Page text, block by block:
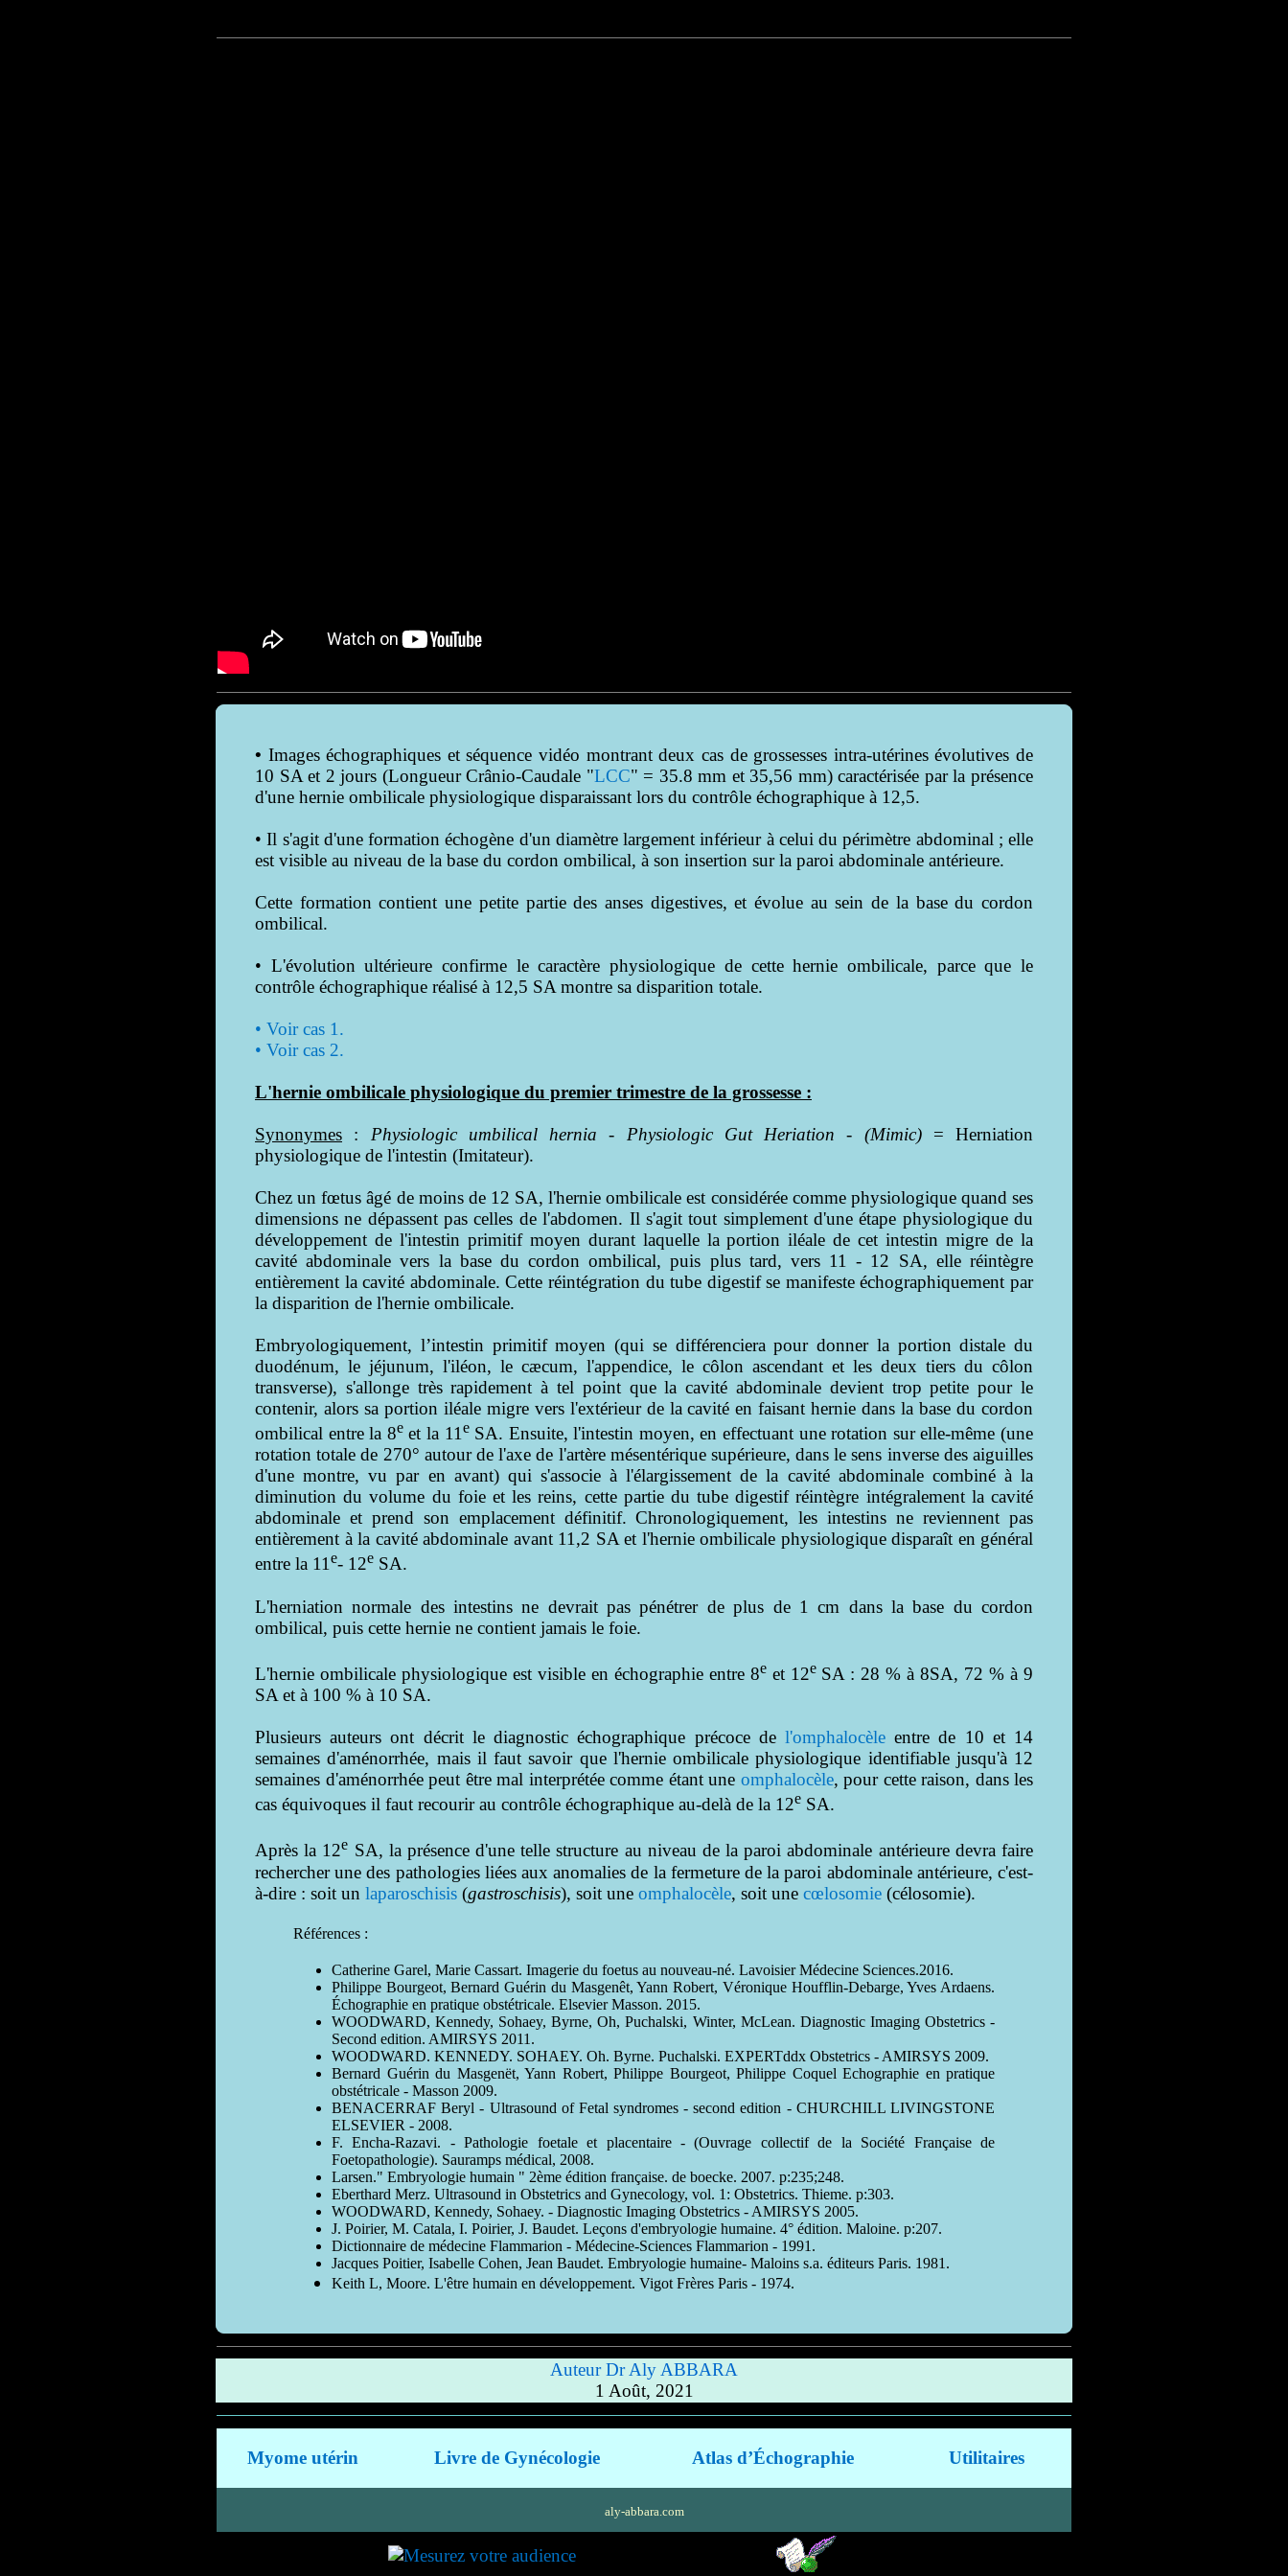
• Images échographiques et séquence vidéo montrant deux cas de grossesses intra-utérines évolutives de
10 SA et 2 jours (Longueur Crânio-Caudale "LCC" = 35.8 mm et 35,56 mm) caractérisée par la présence
d'une hernie ombilicale physiologique disparaissant lors du contrôle échographique à 12,5.
• Il s'agit d'une formation échogène d'un diamètre largement inférieur à celui du périmètre abdominal ; elle
est visible au niveau de la base du cordon ombilical, à son insertion sur la paroi abdominale antérieure.
Cette formation contient une petite partie des anses digestives, et évolue au sein de la base du cordon
ombilical.
• L'évolution ultérieure confirme le caractère physiologique de cette hernie ombilicale, parce que le
contrôle échographique réalisé à 12,5 SA montre sa disparition totale.
• Voir cas 1.
• Voir cas 2.
L'hernie ombilicale physiologique du premier trimestre de la grossesse :
Synonymes : Physiologic umbilical hernia - Physiologic Gut Heriation - (Mimic)= Herniation
physiologique de l'intestin (Imitateur).
Chez un fœtus âgé de moins de 12 SA, l'hernie ombilicale est considérée comme physiologique quand ses
dimensions ne dépassent pas celles de l'abdomen. Il s'agit tout simplement d'une étape physiologique du
développement de l'intestin primitif moyen durant laquelle la portion iléale de cet intestin migre de la
cavité abdominale vers la base du cordon ombilical, puis plus tard, vers 11 - 12 SA, elle réintègre
entièrement la cavité abdominale. Cette réintégration du tube digestif se manifeste échographiquement par
la disparition de l'hernie ombilicale.
Embryologiquement, l’intestin primitif moyen (qui se différenciera pour donner la portion distale du
duodénum, le jéjunum, l'iléon, le cæcum, l'appendice, le côlon ascendant et les deux tiers du côlon
transverse), s'allonge très rapidement à tel point que la cavité abdominale devient trop petite pour le
contenir, alors sa portion iléale migre vers l'extérieur de la cavité en faisant hernie dans la base du cordon
ombilical entre la 8eet la 11eSA. Ensuite, l'intestin moyen, en effectuant une rotation sur elle-même (une
rotation totale de 270° autour de l'axe de l'artère mésentérique supérieure, dans le sens inverse des aiguilles
d'une montre, vu par en avant) qui s'associe à l'élargissement de la cavité abdominale combiné à la
diminution du volume du foie et les reins, cette partie du tube digestif réintègre intégralement la cavité
abdominale et prend son emplacement définitif. Chronologiquement, les intestins ne reviennent pas
entièrement à la cavité abdominale avant 11,2 SA et l'hernie ombilicale physiologique disparaît en général
entre la 11e- 12e SA.
L'herniation normale des intestins ne devrait pas pénétrer de plus de 1 cm dans la base du cordon
ombilical, puis cette hernie ne contient jamais le foie.
L'hernie ombilicale physiologique est visible en échographie entre 8eet 12eSA : 28 % à 8SA, 72 % à 9
SA et à 100 % à 10 SA.
Plusieurs auteurs ont décrit le diagnostic échographique précoce de l'omphalocèleentre de 10 et 14
semaines d'aménorrhée, mais il faut savoir que l'hernie ombilicale physiologique identifiable jusqu'à 12
semaines d'aménorrhée peut être mal interprétée comme étant une omphalocèle, pour cette raison, dans les
cas équivoques il faut recourir au contrôle échographique au-delà de la 12e SA.
Après la 12e SA, la présence d'une telle structure au niveau de la paroi abdominale antérieure devra faire
rechercher une des pathologies liées aux anomalies de la fermeture de la paroi abdominale antérieure, c'est-
à-dire : soit un laparoschisis (gastroschisis), soit une omphalocèle, soit une cœlosomie (célosomie).
Références :
Catherine Garel, Marie Cassart. Imagerie du foetus au nouveau-né. Lavoisier Médecine Sciences.2016.
Philippe Bourgeot, Bernard Guérin du Masgenêt, Yann Robert, Véronique Houfflin-Debarge, Yves Ardaens.
Échographie en pratique obstétricale. Elsevier Masson. 2015.
WOODWARD, Kennedy, Sohaey, Byrne, Oh, Puchalski, Winter, McLean. Diagnostic Imaging Obstetrics -
Second edition. AMIRSYS 2011.
WOODWARD. KENNEDY. SOHAEY. Oh. Byrne. Puchalski. EXPERTddx Obstetrics - AMIRSYS 2009.
Bernard Guérin du Masgenët, Yann Robert, Philippe Bourgeot, Philippe Coquel Echographie en pratique
obstétricale - Masson 2009.
BENACERRAF Beryl - Ultrasound of Fetal syndromes - second edition - CHURCHILL LIVINGSTONE
ELSEVIER - 2008.
F. Encha-Razavi. - Pathologie foetale et placentaire - (Ouvrage collectif de la Société Française de
Foetopathologie). Sauramps médical, 2008.
Larsen." Embryologie humain " 2ème édition française. de boecke. 2007. p:235;248.
Eberthard Merz. Ultrasound in Obstetrics and Gynecology, vol. 1: Obstetrics. Thieme. p:303.
WOODWARD, Kennedy, Sohaey. - Diagnostic Imaging Obstetrics - AMIRSYS 2005.
J. Poirier, M. Catala, I. Poirier, J. Baudet. Leçons d'embryologie humaine. 4° édition. Maloine. p:207.
Dictionnaire de médecine Flammarion - Médecine-Sciences Flammarion - 1991.
Jacques Poitier, Isabelle Cohen, Jean Baudet. Embryologie humaine- Maloins s.a. éditeurs Paris. 1981.
Keith L, Moore. L'être humain en développement. Vigot Frères Paris - 1974.
Auteur Dr Aly ABBARA
1 Août, 2021
Myome utérin Livre de Gynécologie Atlas d’Échographie Utilitaires
aly-abbara.com